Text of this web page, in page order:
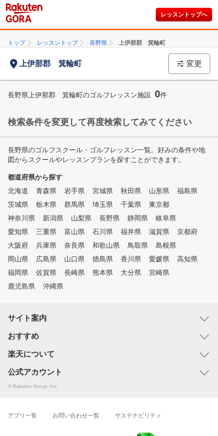
レッスントップへ
トップ レッスントップ 長野県 上伊那郡 箕輪町
上伊那郡 箕輪町 変更
長野県上伊那郡 箕輪町のゴルフレッスン施設 0件
検索条件を変更して再度検索してみてください
長野県のゴルフスクール・ゴルフレッスン一覧。好みの条件や地
図からスクールやレッスンプランを探すことができます。
都道府県から探す
北海道
青森県 岩手県 宮城県 秋田県 山形県
福島県
茨城県
栃木県 群馬県 埼玉県 千葉県
東京都
神奈川県
新潟県 山梨県 長野県 静岡県
岐阜県
愛知県
三重県 富山県 石川県 福井県 滋賀県
京都府
大阪府
兵庫県 奈良県 和歌山県 鳥取県
島根県
岡山県
広島県 山口県 徳島県 香川県 愛媛県
高知県
福岡県
佐賀県 長崎県 熊本県 大分県
宮崎県
鹿児島県
沖縄県
サイト案内
おすすめ
楽天について
公式アカウント
© Rakuten Group, Inc.
アプリ一覧 お問い合わせ一覧 サステナビリティ